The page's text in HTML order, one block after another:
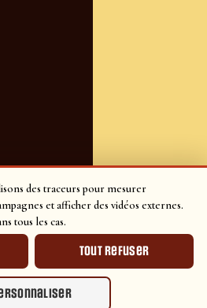
des traceurs pour mesurer
et afficher des vidéos externes.
tous les cas.
Tout refuser